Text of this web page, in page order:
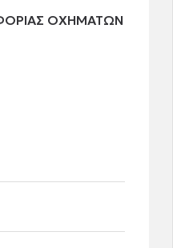
ΟΧΗΜΑΤΩΝ